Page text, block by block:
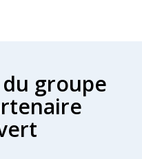
du groupe